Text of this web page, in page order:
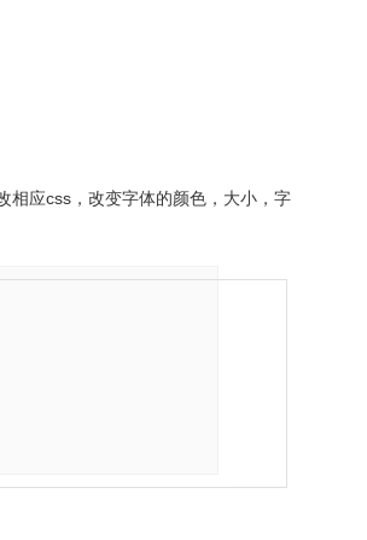
应css，改变字体的颜色，大小，字